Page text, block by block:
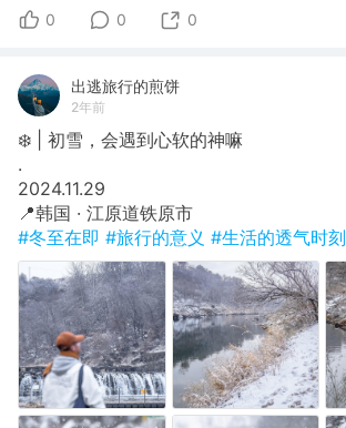
0 0 0
出逃旅行的煎饼
2年前
❄️ | 初雪，会遇到心软的神嘛
​.
​2024.11.29
​📍韩国 · 江原道铁原市
#冬至在即 #旅行的意义 #生活的透气时刻